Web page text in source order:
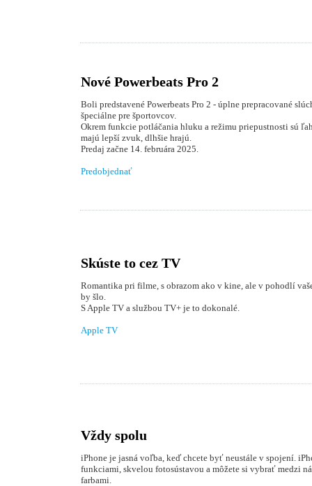
Nové Powerbeats Pro 2
Boli predstavené Powerbeats Pro 2 - úplne prepracované
špeciálne pre športovcov.
Okrem funkcie potláčania hluku a režimu priepustnosti sú
majú lepší zvuk, dlhšie hrajú.
Predaj začne 14. februára 2025.
Predobjednať
Skúste to cez TV
Romantika pri filme, s obrazom ako v kine, ale v pohodlí
by šlo.
S Apple TV a službou TV+ je to dokonalé.
Apple TV
Vždy spolu
iPhone je jasná voľba, keď chcete byť neustále v spojení.
funkciami, skvelou fotosústavou a môžete si vybrať medzi
farbami.